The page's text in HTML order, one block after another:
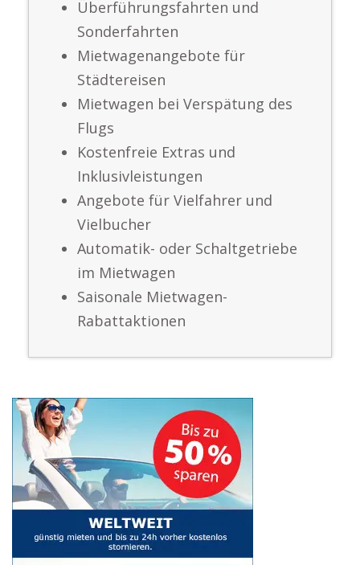
Überführungsfahrten und
Sonderfahrten
Mietwagenangebote für
Städtereisen
Mietwagen bei Verspätung des
Flugs
Kostenfreie Extras und
Inklusivleistungen
Angebote für Vielfahrer und
Vielbucher
Automatik- oder Schaltgetriebe
im Mietwagen
Saisonale Mietwagen-
Rabattaktionen